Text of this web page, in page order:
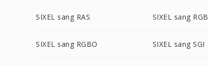
SIXEL sang RAS SIXEL sang RGB
SIXEL sang RGBO SIXEL sang SGI